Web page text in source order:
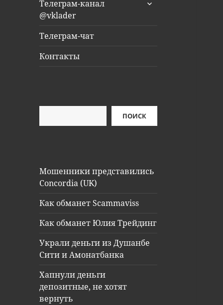
Телеграм-канал
@vklader
Телеграм-чат
Контакты
ПОИСК
Мошенники представились
Concordia (UK)
Как обманет Scammaviss
Как обманет Юлия Трейдинг
Украли деньги из Душанбе
Сити и Амонатбанка
Хапнули деньги
депозитные, не хотят
вернуть